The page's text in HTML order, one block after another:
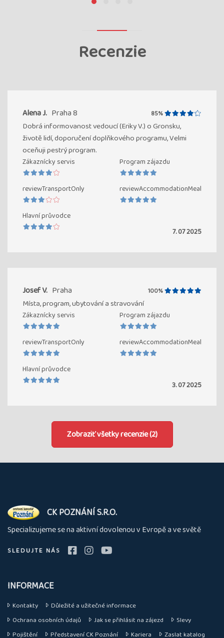
Recenzie
Alena J. Praha 8 85%
Dobrá informovanost vedoucí (Eriky V.) o Gronsku,
životě lidí, doporučení doplňkového programu, Velmi
oceňuji pestrý program.
Zákaznícky servis Program zájazdu
reviewTransportOnly reviewAccommodationMeal
Hlavní průvodce
7. 07 2025
Josef V. Praha 100%
Místa, program, ubytování a stravování
Zákaznícky servis Program zájazdu
reviewTransportOnly reviewAccommodationMeal
Hlavní průvodce
3. 07 2025
Zobraziť všetky recenzie (2)
O
nás
CK POZNÁNÍ S.R.O.
Specializujeme se na aktivní dovolenou v Evropě a ve světě
SLEDUJTE NÁS
INFORMACE
Kontakty
Důležité a užitečné informace
Ochrana osobních údajů
Jak se přihlásit na zájezd
Slevy
Pojištění
Představení CK Poznání Kariera Zaslat katalog